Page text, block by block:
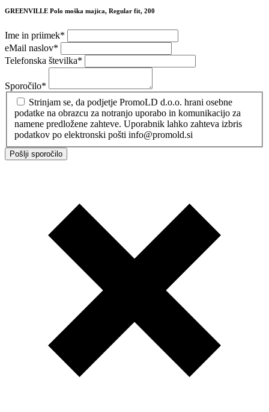
GREENVILLE Polo moška majica, Regular fit, 200
Ime in priimek*
eMail naslov*
Telefonska številka*
Sporočilo*
Strinjam se, da podjetje PromoLD d.o.o. hrani osebne
podatke na obrazcu za notranjo uporabo in komunikacijo za
namene predložene zahteve. Uporabnik lahko zahteva izbris
podatkov po elektronski pošti info@promold.si
Pošlji sporočilo